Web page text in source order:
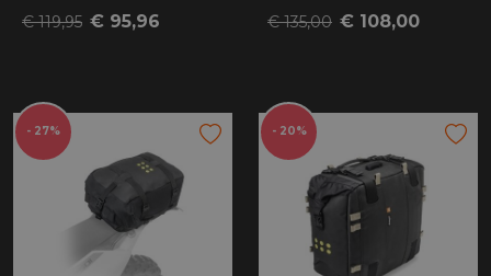
€ 119,95 € 95,96 € 135,00 € 108,00
- 27% - 20%